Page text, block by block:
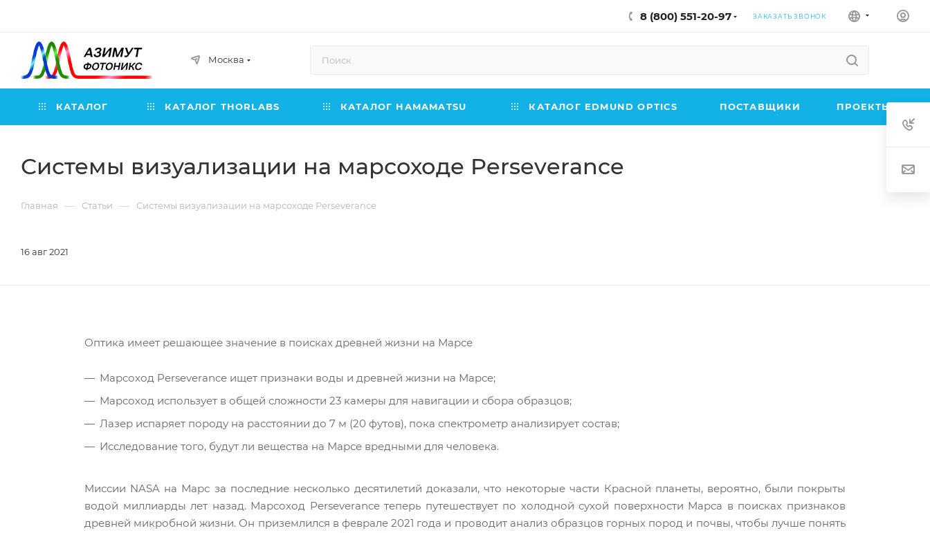
8 (800) 551-20-97 ЗАКАЗАТЬ ЗВОНОК
Москва
КАТАЛОГ КАТАЛОГ THORLABS КАТАЛОГ HAMAMATSU КАТАЛОГ EDMUND OPTICS ПОСТАВЩИКИ ПРОЕКТЫ
Системы визуализации на марсоходе Perseverance
Главная — Статьи — Системы визуализации на марсоходе Perseverance
16 авг 2021
Оптика имеет решающее значение в поисках древней жизни на Марсе
Марсоход Perseverance ищет признаки воды и древней жизни на Марсе;
Марсоход использует в общей сложности 23 камеры для навигации и сбора образцов;
Лазер испаряет породу на расстоянии до 7 м (20 футов), пока спектрометр анализирует состав;
Исследование того, будут ли вещества на Марсе вредными для человека.
Миссии NASA на Марс за последние несколько десятилетий доказали, что некоторые части Красной планеты, вероятно, были покрыты
водой миллиарды лет назад. Марсоход Perseverance теперь путешествует по холодной сухой поверхности Марса в поисках признаков
древней микробной жизни. Он приземлился в феврале 2021 года и проводит анализ образцов горных пород и почвы, чтобы лучше понять